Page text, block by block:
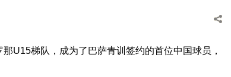
U15梯队，成为了巴萨青训签约的首位中国球员，